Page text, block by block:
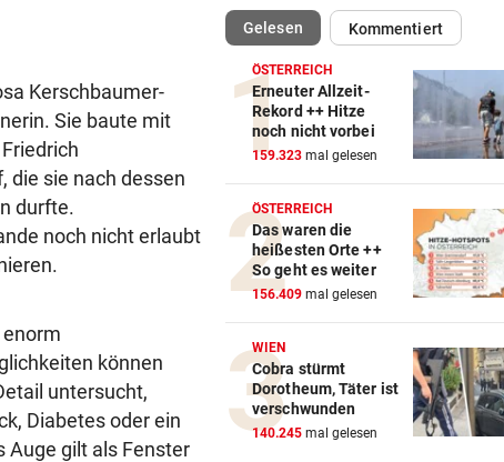
Kerschbaumer-
Sie baute mit
die sie nach dessen
durfte.
noch nicht erlaubt
können
untersucht,
Diabetes oder ein
Auge gilt als Fenster
AUSTRIA WIEN
Mutiges Hollywood wird zur
violetten Realität
SCHONUNG ANGESAGT vor
Operation bei ÖSV-Skistar
erfolgreich verlaufen!
VOR FOOTBALL-MATCH vor
Wikinger entern Museum:
hat Spaß gemacht!“
31 GRAD IN ITALIEN
Mittelmeer erreicht immer
neue Höchstwerte
RADSPORT vor
Gelesen(ausgewählt)Kommentiert
ÖSTERREICH
Erneuter Allzeit-
Rekord ++ Hitze
noch nicht vorbei
159.323 mal gelesen
ÖSTERREICH
Das waren die
heißesten Orte ++
So geht es weiter
156.409 mal gelesen
WIEN
Cobra stürmt
Dorotheum, Täter ist
verschwunden
140.245 mal gelesen